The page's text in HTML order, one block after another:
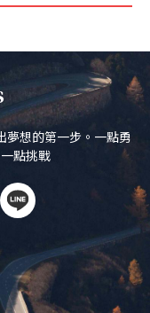
夢想的第一步。一點勇
點挑戰